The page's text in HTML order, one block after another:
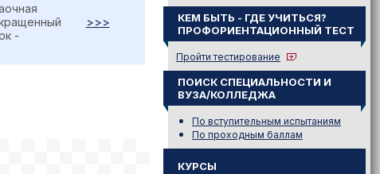
-
>>>
КЕМ БЫТЬ - ГДЕ УЧИТЬСЯ?
ПРОФОРИЕНТАЦИОННЫЙ ТЕСТ
Пройти тестирование
ПОИСК СПЕЦИАЛЬНОСТИ И
ВУЗА/КОЛЛЕДЖА
По вступительным испытаниям
По проходным баллам
КУРСЫ